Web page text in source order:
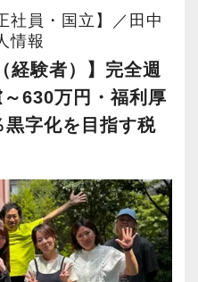
ちを理解しており、
きちんと手を止めて
つもそばにいるので
のも当社の魅力です！
へ転職を検討している
s/6513522481/ZN19XR-
やチームの班替えを
なる様々な人と一緒
柔軟かつ多彩なノウ
る体制を整えていま
の拠点での交流もあ
ンを問わず気軽に話
ーターやAIに取って
います。
きることはコンピュ
客様とのコミュニケ
ことを一番に考え、
を提供しています。
お持ちでなくても安
フィスです】
しており、当社拠点
なオフィスです。
便がよく、通勤しや
多く、お客様のご紹
ております。
施しているため、ス
ことができるのが最
スを増床するなど、
長を実現できます。
い」という気持ちを
を持っていなくて
幅広い業務に携わっ
部下やチームのマネ
社員・国立】／田中
情報
経験者）】完全週
630万円・福利厚
字化を目指す税